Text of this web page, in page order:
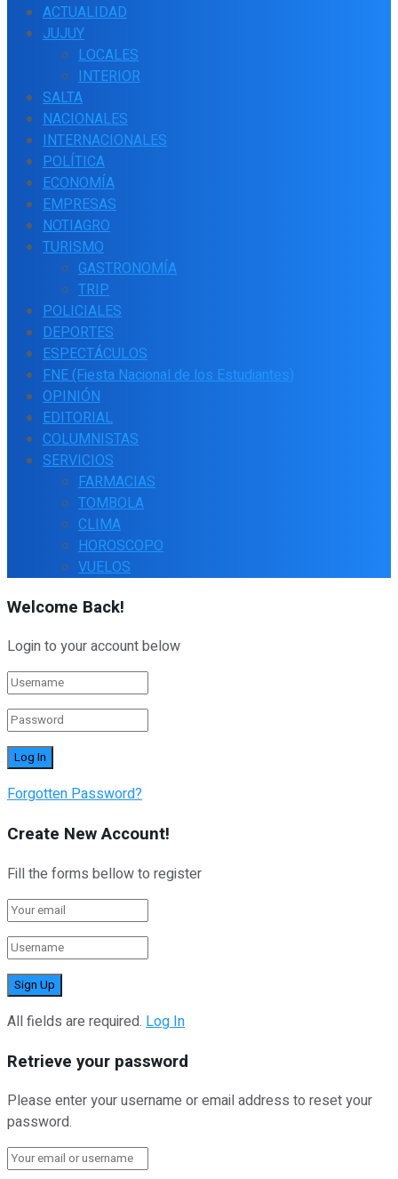
ACTUALIDAD
JUJUY
LOCALES
INTERIOR
SALTA
NACIONALES
INTERNACIONALES
POLÍTICA
ECONOMÍA
EMPRESAS
NOTIAGRO
TURISMO
GASTRONOMÍA
TRIP
POLICIALES
DEPORTES
ESPECTÁCULOS
FNE (Fiesta Nacional de los Estudiantes)
OPINIÓN
EDITORIAL
COLUMNISTAS
SERVICIOS
FARMACIAS
TOMBOLA
CLIMA
HOROSCOPO
VUELOS
Welcome Back!
Login to your account below
Forgotten Password?
Create New Account!
Fill the forms bellow to register
All fields are required. Log In
Retrieve your password
Please enter your username or email address to reset your
password.